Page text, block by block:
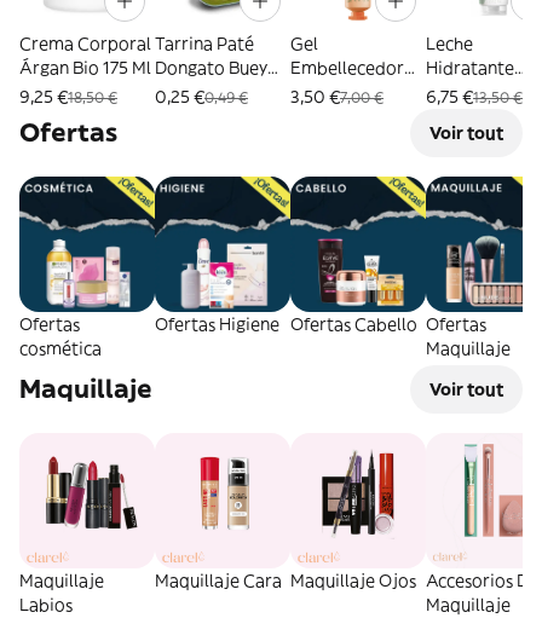
Crema Corporal
Árgan Bio 175 Ml
9,25 €18,50 €
Tarrina Paté
Dongato Buey
100 Gr
0,25 €0,49 €
Gel
Embellecedor
De Manos & Uñas
3,50 €7,00 €
Leche
Hidratante
Corporal
6,75 €13,50 €
Ofertas Voir tout
Ofertas
cosmética
Ofertas Higiene Ofertas Cabello Ofertas
Maquillaje
Maquillaje Voir tout
Maquillaje
Labios
Maquillaje Cara Maquillaje Ojos Accesorios De
Maquillaje